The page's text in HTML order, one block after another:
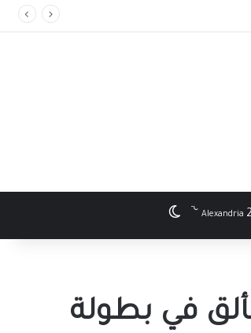
Alexandria
℃ الوضع المظلم
في بطولة